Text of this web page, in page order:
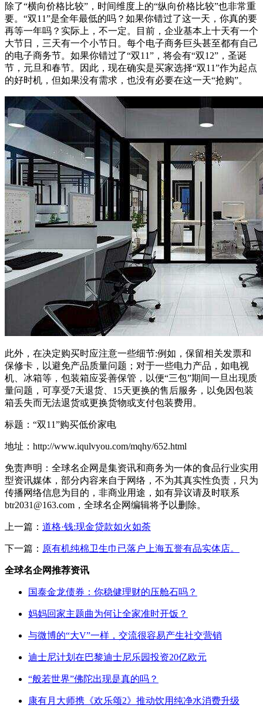
除了“横向价格比较”，时间维度上的“纵向价格比较”也非常重
要。“双11”是全年最低的吗？如果你错过了这一天，你真的要
再等一年吗？实际上，不一定。目前，企业基本上十天有一个
大节日，三天有一个小节日。每个电子商务巨头甚至都有自己
的电子商务节。如果你错过了“双11”，将会有“双12”，圣诞
节，元旦和春节。因此，现在确实是买家选择“双11”作为起点
的好时机，但如果没有需求，也没有必要在这一天“抢购”。
此外，在决定购买时应注意一些细节:例如，保留相关发票和
保修卡，以避免产品质量问题；对于一些电力产品，如电视
机、冰箱等，包装箱应妥善保管，以便“三包”期间一旦出现质
量问题，可享受7天退货、15天更换的售后服务，以免因包装
箱丢失而无法退货或更换货物或支付包装费用。
标题：“双11”购买低价家电
地址：http://www.iqulvyou.com/mqhy/652.html
免责声明：全球名企网是集资讯和商务为一体的食品行业实用
型资讯媒体，部分内容来自于网络，不为其真实性负责，只为
传播网络信息为目的，非商业用途，如有异议请及时联系
btr2031@163.com，全球名企网编辑将予以删除。
上一篇： 道格·钱:现金贷款如火如荼
下一篇： 原有机纯棉卫生巾已落户上海五誉有品实体店。
全球名企网推荐资讯
国泰金龙债券：你稳健理财的压舱石吗？
妈妈回家主题曲为何让全家准时开饭？
与微博的“大V”一样，交流很容易产生社交营销
迪士尼计划在巴黎迪士尼乐园投资20亿欧元
“般若世界”佛陀出现是真的吗？
康有月大师携《欢乐颂2》推动饮用纯净水消费升级